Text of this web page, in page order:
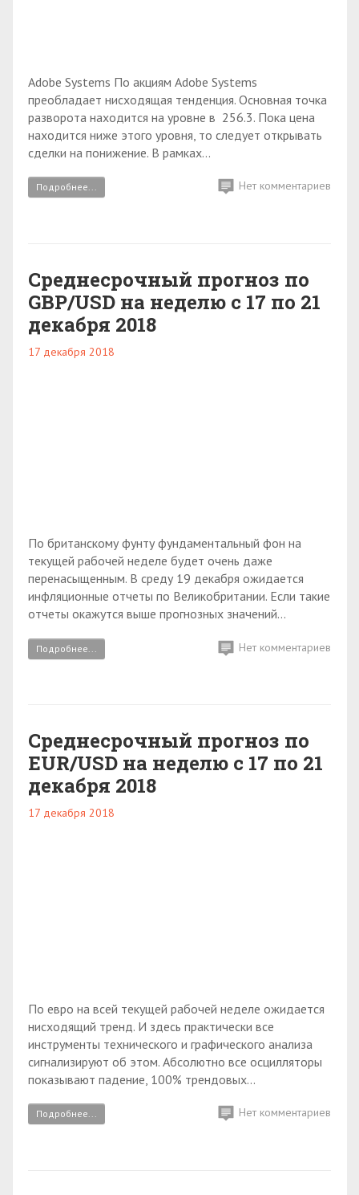
Adobe Systems По акциям Adobe Systems
преобладает нисходящая тенденция. Основная точка
разворота находится на уровне в 256.3. Пока цена
находится ниже этого уровня, то следует открывать
сделки на понижение. В рамках...
Подробнее... Нет комментариев
Среднесрочный прогноз по
GBP/USD на неделю с 17 по 21
декабря 2018
17 декабря 2018
По британскому фунту фундаментальный фон на
текущей рабочей неделе будет очень даже
перенасыщенным. В среду 19 декабря ожидается
инфляционные отчеты по Великобритании. Если такие
отчеты окажутся выше прогнозных значений...
Подробнее... Нет комментариев
Среднесрочный прогноз по
EUR/USD на неделю с 17 по 21
декабря 2018
17 декабря 2018
По евро на всей текущей рабочей неделе ожидается
нисходящий тренд. И здесь практически все
инструменты технического и графического анализа
сигнализируют об этом. Абсолютно все осцилляторы
показывают падение, 100% трендовых...
Подробнее... Нет комментариев